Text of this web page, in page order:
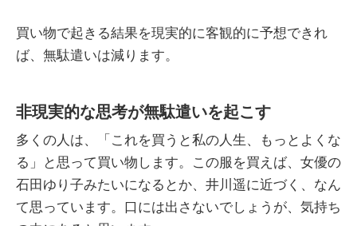
買い物で起きる結果を現実的に客観的に予想できれ
ば、無駄遣いは減ります。
非現実的な思考が無駄遣いを起こす
多くの人は、「これを買うと私の人生、もっとよくな
る」と思って買い物します。この服を買えば、女優の
石田ゆり子みたいになるとか、井川遥に近づく、なん
て思っています。口には出さないでしょうが、気持ち